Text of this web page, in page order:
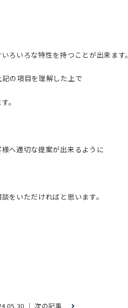
ろいろな特性を持つことが出来ます。
の項目を理解した上で
。
へ適切な提案が出来るように
をいただければと思います。
│次の記事